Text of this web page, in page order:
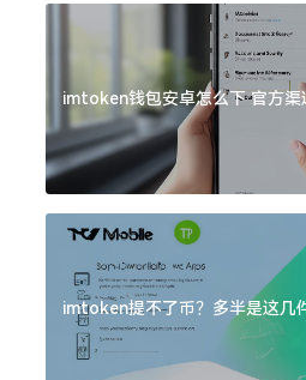
imtoken钱包安卓怎么下 官方渠
imtoken提不了币？多半是这几